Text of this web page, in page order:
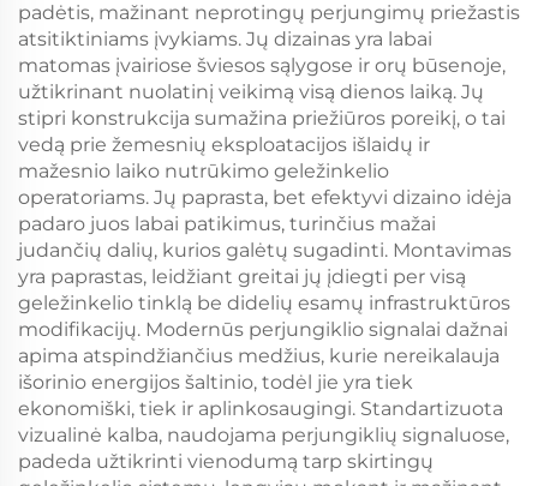
padėtis, mažinant neprotingų perjungimų priežastis
atsitiktiniams įvykiams. Jų dizainas yra labai
matomas įvairiose šviesos sąlygose ir orų būsenoje,
užtikrinant nuolatinį veikimą visą dienos laiką. Jų
stipri konstrukcija sumažina priežiūros poreikį, o tai
vedą prie žemesnių eksploatacijos išlaidų ir
mažesnio laiko nutrūkimo geležinkelio
operatoriams. Jų paprasta, bet efektyvi dizaino idėja
padaro juos labai patikimus, turinčius mažai
judančių dalių, kurios galėtų sugadinti. Montavimas
yra paprastas, leidžiant greitai jų įdiegti per visą
geležinkelio tinklą be didelių esamų infrastruktūros
modifikacijų. Modernūs perjungiklio signalai dažnai
apima atspindžiančius medžius, kurie nereikalauja
išorinio energijos šaltinio, todėl jie yra tiek
ekonomiški, tiek ir aplinkosaugingi. Standartizuota
vizualinė kalba, naudojama perjungiklių signaluose,
padeda užtikrinti vienodumą tarp skirtingų